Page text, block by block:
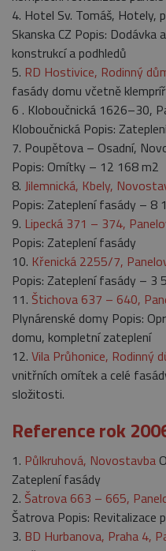
4. Hotel Sv. Tomáš, Hotely,
Skanska CZ Popis:
konstrukcí a podhledů
5. RD Hostivice, Rodinný
fasády domu včetně
6 . Kloboučnická 1626–30,
Kloboučnická Popis:
7. Poupětova – Osadní,
Popis: Omítky – 12 168 m2
8. Jilemnická, Kbely,
Popis: Zateplení fasády – 8
9. Lipecká 371 – 374,
Popis: Zateplení fasády
10. Křenická 2255/7,
Popis: Zateplení fasády – 3
11. Štichova 637 – 640,
Plynárenské domy Popis:
domu, kompletní zateplení
12. Vila Průhonice, Rodinný
vnitřních omítek a celé
složitosti.
Reference rok
1. Půlkruhová, Novostavba
Zateplení fasády
2. Šatrova 663 – 665,
Šatrova Popis: Revitalizace
3. BD Hurbanova, Praha 4,